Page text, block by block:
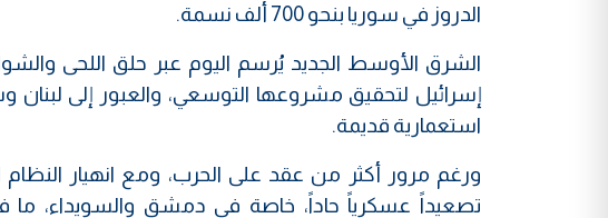
الدروز في سوريا بنحو 700 ألف نسمة.
الشرق الأوسط الجديد يُرسم اليوم عبر حلق اللحى
إسرائيل لتحقيق مشروعها التوسعي، والعبور إلى لبنان
استعمارية قديمة.
ورغم مرور أكثر من عقد على الحرب، ومع انهيار النظام
تصعيداً عسكرياً حاداً، خاصة في دمشق والسويداء، ما